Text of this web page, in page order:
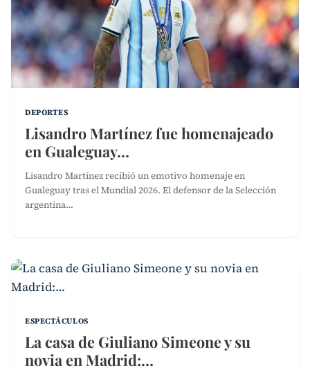
DEPORTES
Lisandro Martínez fue homenajeado
en Gualeguay…
Lisandro Martínez recibió un emotivo homenaje en
Gualeguay tras el Mundial 2026. El defensor de la Selección
argentina…
ESPECTÁCULOS
La casa de Giuliano Simeone y su
novia en Madrid:…